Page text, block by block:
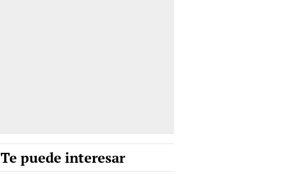
Te puede interesar